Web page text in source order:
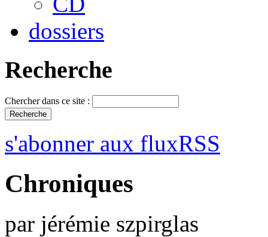
dossiers
Recherche
Chercher dans ce site :
s'abonner aux fluxRSS
Chroniques
par jérémie szpirglas